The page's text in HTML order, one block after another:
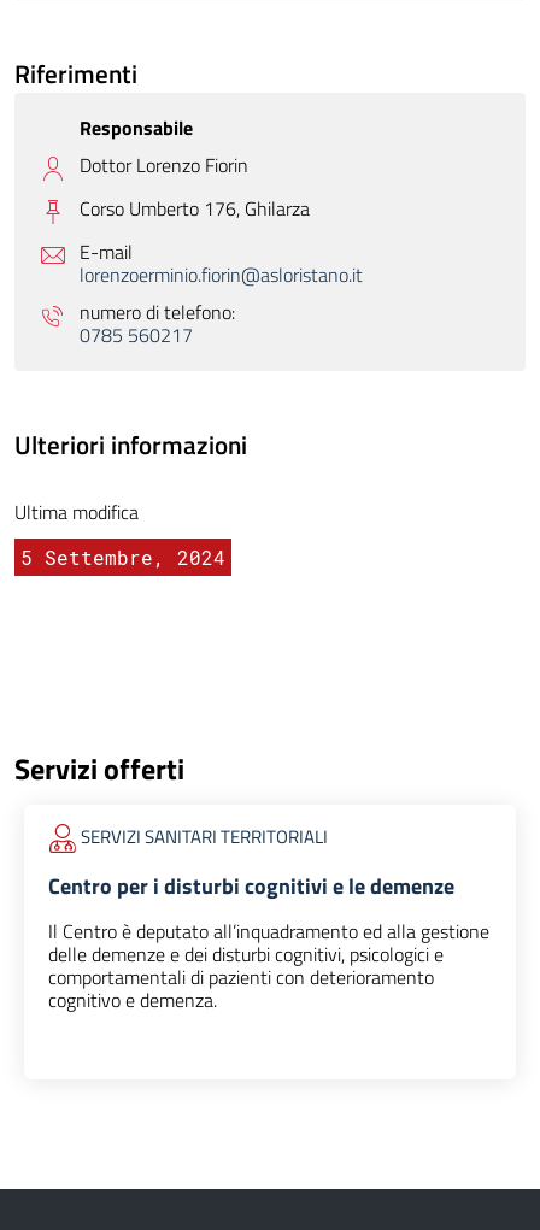
Riferimenti
Responsabile
Dottor Lorenzo Fiorin
Corso Umberto 176, Ghilarza
E-mail
lorenzoerminio.fiorin@asloristano.it
numero di telefono:
0785 560217
Ulteriori informazioni
Ultima modifica
5 Settembre, 2024
Servizi offerti
SERVIZI SANITARI TERRITORIALI
Centro per i disturbi cognitivi e le demenze
Il Centro è deputato all’inquadramento ed alla gestione
delle demenze e dei disturbi cognitivi, psicologici e
comportamentali di pazienti con deterioramento
cognitivo e demenza.